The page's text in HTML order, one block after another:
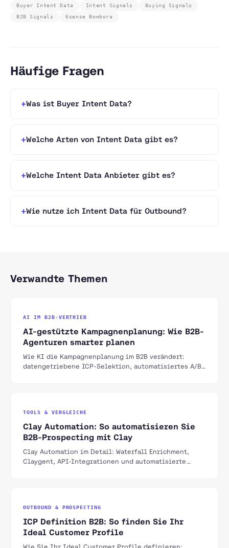
Buyer Intent Data Intent Signals
Buying Signals
B2B Signals
6sense Bombora
Häufige Fragen
Was ist Buyer Intent Data?
Welche Arten von Intent Data gibt es?
Welche Intent Data Anbieter gibt es?
Wie nutze ich Intent Data für Outbound?
Verwandte Themen
AI IM B2B-VERTRIEB
AI-gestützte Kampagnenplanung: Wie B2B-
Agenturen smarter planen
Wie KI die Kampagnenplanung im B2B verändert:
datengetriebene ICP-Selektion, automatisiertes A/B-
TOOLS & VERGLEICHE
Clay Automation: So automatisieren Sie
B2B-Prospecting mit Clay
Clay Automation im Detail: Waterfall Enrichment,
Claygent, API-Integrationen und automatisierte
OUTBOUND & PROSPECTING
ICP Definition B2B: So finden Sie Ihr
Ideal Customer Profile